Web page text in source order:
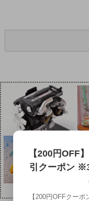
【200円OFF
引クーポン
【200円OFFクー